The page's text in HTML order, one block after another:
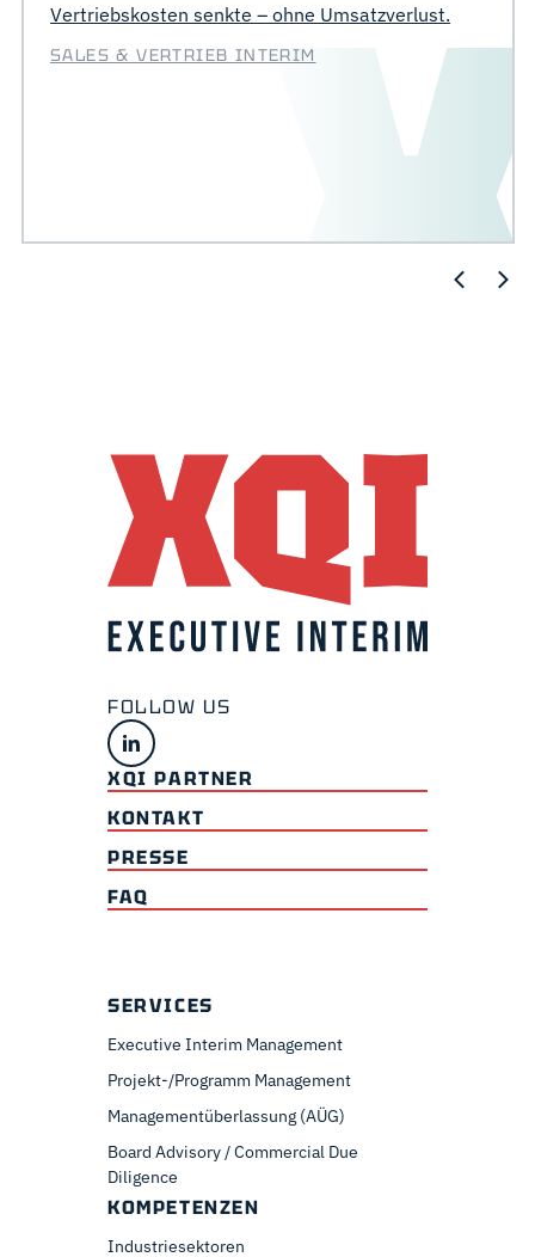
Vertriebskosten senkte – ohne Umsatzverlust.
SALES & VERTRIEB INTERIM
XQI PARTNER
KONTAKT
PRESSE
FAQ
SERVICES
Executive Interim Management
Projekt-/Programm Management
Managementüberlassung (AÜG)
Board Advisory / Commercial Due
Diligence
KOMPETENZEN
Industriesektoren